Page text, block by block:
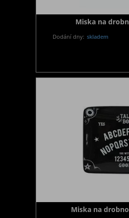
Miska na
Dodání dny: skladem
Miska na